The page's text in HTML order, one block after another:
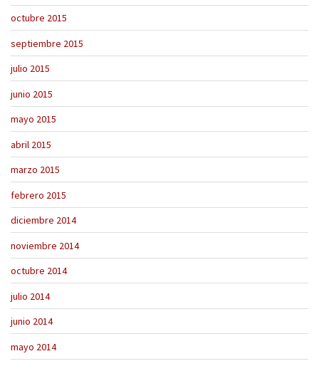
octubre 2015
septiembre 2015
julio 2015
junio 2015
mayo 2015
abril 2015
marzo 2015
febrero 2015
diciembre 2014
noviembre 2014
octubre 2014
julio 2014
junio 2014
mayo 2014